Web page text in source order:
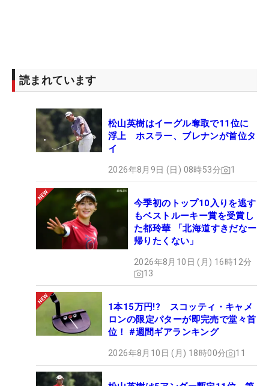
読まれています
松山英樹はイーグル奪取で11位に
浮上 ホスラー、ブレナンが首位タ
イ
2026年8月9日 (日) 08時53分 1
今季初のトップ10入りを逃す
もベストルーキー賞を受賞し
た都玲華 「北海道すきだなー
帰りたくない」
2026年8月10日 (月) 16時12分
13
1本15万円!? スコッティ・キャメ
ロンの限定パターが即完売で堂々首
位！ #週間ギアランキング
2026年8月10日 (月) 18時00分 11